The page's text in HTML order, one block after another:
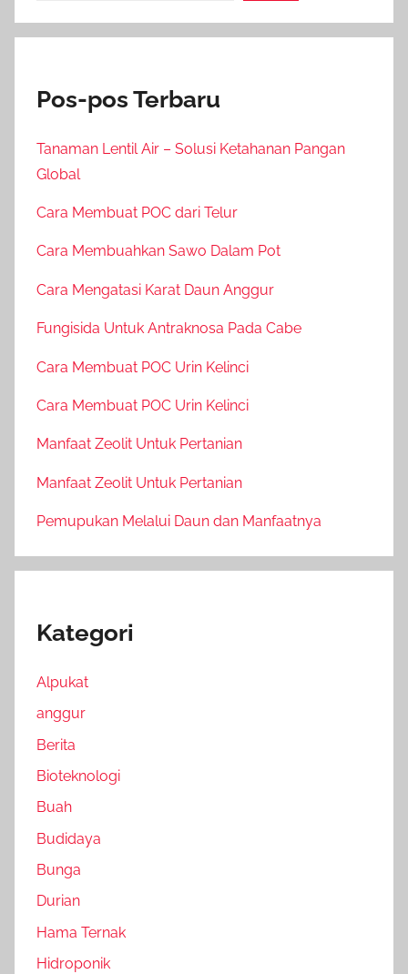
Pos-pos Terbaru
Tanaman Lentil Air – Solusi Ketahanan Pangan
Global
Cara Membuat POC dari Telur
Cara Membuahkan Sawo Dalam Pot
Cara Mengatasi Karat Daun Anggur
Fungisida Untuk Antraknosa Pada Cabe
Cara Membuat POC Urin Kelinci
Cara Membuat POC Urin Kelinci
Manfaat Zeolit Untuk Pertanian
Manfaat Zeolit Untuk Pertanian
Pemupukan Melalui Daun dan Manfaatnya
Kategori
Alpukat
anggur
Berita
Bioteknologi
Buah
Budidaya
Bunga
Durian
Hama Ternak
Hidroponik